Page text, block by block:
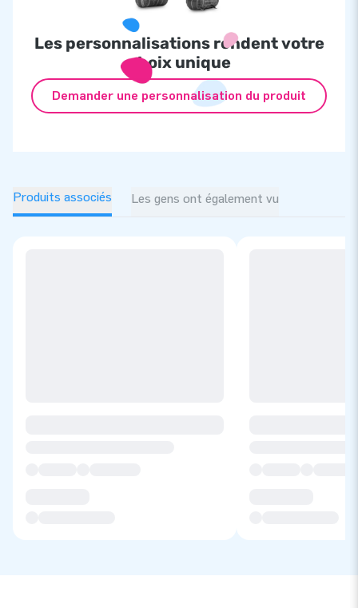
Les personnalisations rendent votre
choix unique
Demander une personnalisation du produit
Produits associés Les gens ont également vu